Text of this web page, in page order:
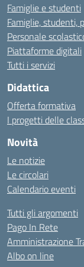
Famiglie e studenti
Famiglie, studenti,
Personale
Piattaforme digitali
Tutti i servizi
Didattica
Offerta formativa
I progetti delle
Novità
Le notizie
Le circolari
Calendario eventi
Tutti gli argomenti
Pago In Rete
Amministrazione
Albo on line